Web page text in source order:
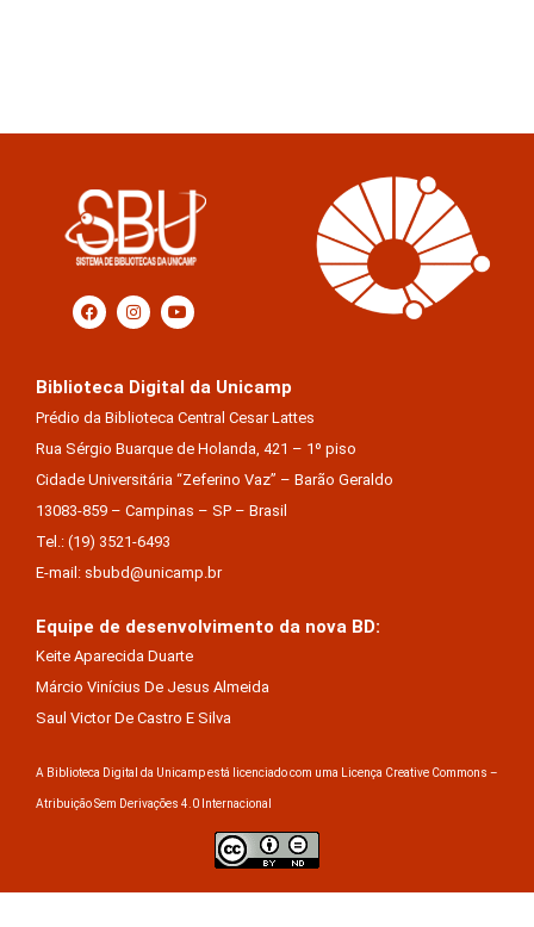
Biblioteca Digital da Unicamp
Prédio da Biblioteca Central Cesar Lattes
Rua Sérgio Buarque de Holanda, 421 – 1º piso
Cidade Universitária “Zeferino Vaz” – Barão Geraldo
13083-859 – Campinas – SP – Brasil
Tel.: (19) 3521-6493
E-mail: sbubd@unicamp.br
Equipe de desenvolvimento da nova BD:
Keite Aparecida Duarte
Márcio Vinícius De Jesus Almeida
Saul Victor De Castro E Silva
A Biblioteca Digital da Unicamp está licenciado com uma Licença Creative Commons –
Atribuição Sem Derivações 4.0 Internacional